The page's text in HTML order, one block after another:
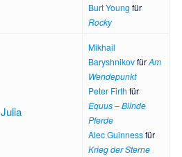
Burt Young für
Rocky
Julia
Mikhail
BaryshnikovfürAm
Wendepunkt
Peter Firth für
Equus – Blinde
Pferde
Alec Guinnessfür
Krieg der Sterne